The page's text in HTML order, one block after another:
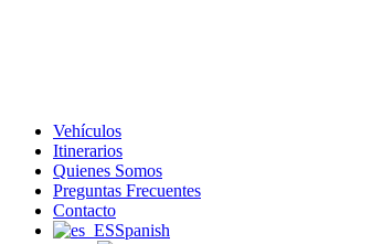
Vehículos
Itinerarios
Quienes Somos
Preguntas Frecuentes
Contacto
Spanish